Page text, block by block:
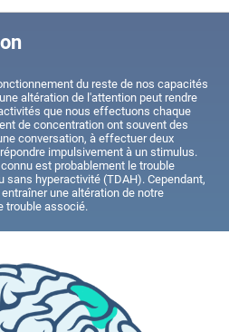
du reste de nos capacités
altération de l'attention peut rendre
que nous effectuons chaque
de concentration ont souvent des
conversation, à effectuer deux
impulsivement à un stimulus.
est probablement le trouble
sans hyperactivité (TDAH). Cependant,
une altération de notre
trouble associé.